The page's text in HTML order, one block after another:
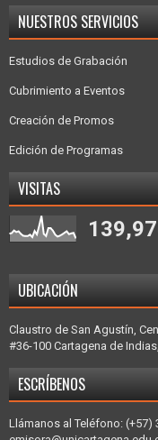
NUESTROS SERVICIOS
Estudios de Grabación
Cubrimiento a Eventos
Creación de Promos
Edición de Programas
VISITAS
UBICACIÓN
Claustro de San Agustín,
#36-100 Cartagena de
ESCRÍBENOS
Llámanos al Teléfono: (+57)